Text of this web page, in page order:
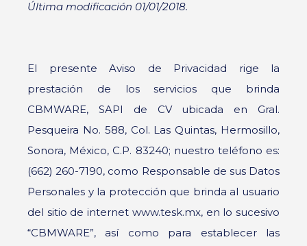
Última modificación 01/01/2018.
El presente Aviso de Privacidad rige la
prestación de los servicios que brinda
CBMWARE, SAPI de CV ubicada en Gral.
Pesqueira No. 588, Col. Las Quintas, Hermosillo,
Sonora, México, C.P. 83240; nuestro teléfono es:
(662) 260-7190, como Responsable de sus Datos
Personales y la protección que brinda al usuario
del sitio de internet www.tesk.mx, en lo sucesivo
“CBMWARE”, así como para establecer las